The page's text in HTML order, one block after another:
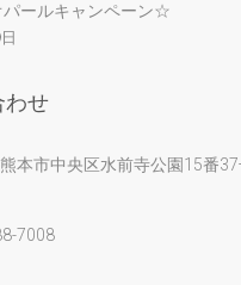
ールキャンペーン☆
わせ
本市中央区水前寺公園15番
7008